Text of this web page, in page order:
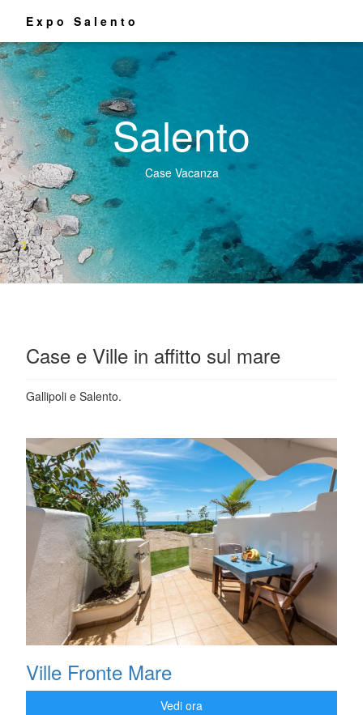
Expo Salento
Salento
Case Vacanza
Case e Ville in affitto sul mare
Gallipoli e Salento.
Ville Fronte Mare
Vedi ora